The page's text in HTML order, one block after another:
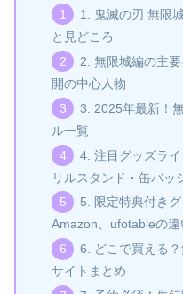
1. 鬼滅の刃 無限
と見どころ
2. 無限城編の主
開の中心人物
3. 2025年最新！
ル一覧
4. 注目グッズラ
リルスタンド・缶バッ
5. 限定特典付き
Amazon、ufotableの違
6. どこで買える
サイトまとめ